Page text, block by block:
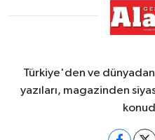
Türkiye'den ve
yazıları, magazinden